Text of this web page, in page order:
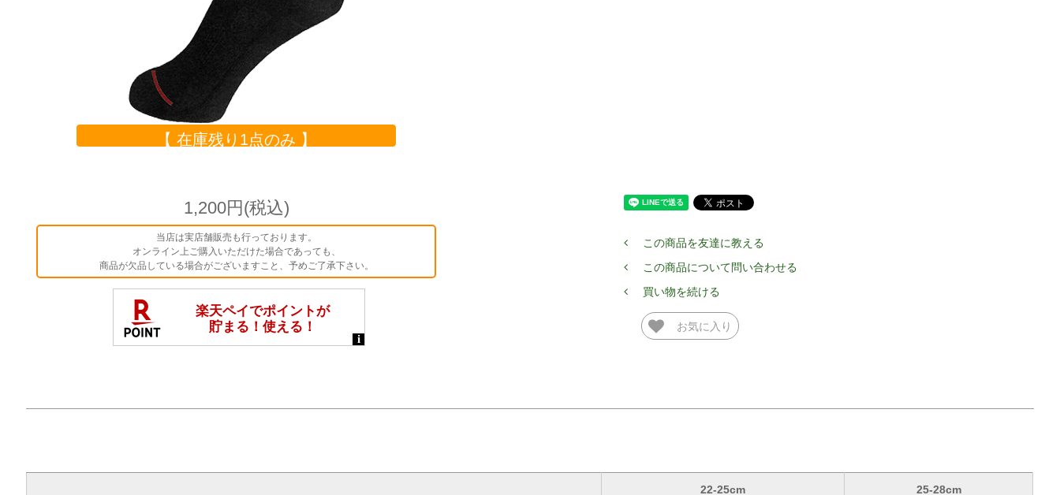
【 在庫残り1点のみ 】
1,200円(税込)
当店は実店舗販売も行っております。
オンライン上ご購入いただけた場合であっても、
商品が欠品している場合がございますこと、予めご了承下さい。
この商品を友達に教える
この商品について問い合わせる
買い物を続ける
お気に入り
22-25cm 25-28cm